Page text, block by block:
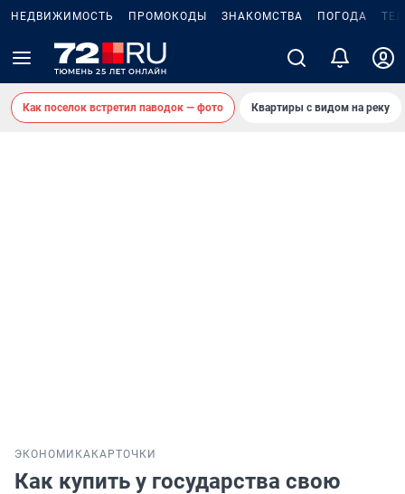
НЕДВИЖИМОСТЬ ПРОМОКОДЫ ЗНАКОМСТВА ПОГОДА
Как поселок встретил паводок — фото Квартиры с видом на реку
ЭКОНОМИКА КАРТОЧКИ
Как купить у государства свою